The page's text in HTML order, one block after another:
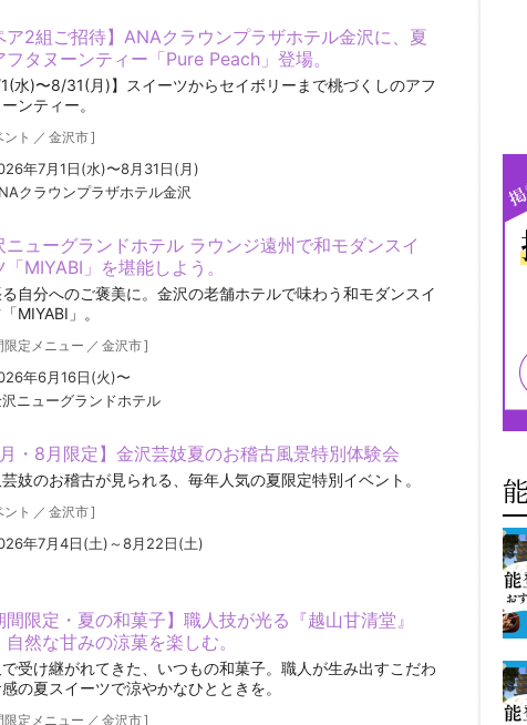
ア2組ご招待】ANAクラウンプラザホテル金沢に、夏
フタヌーンティー「Pure Peach」登場。
1(水)〜8/31(月)】スイーツからセイボリーまで桃づくしのアフ
ンティー。
ント ／ 金沢市]
年7月1日(水)〜8月31日(月)
クラウンプラザホテル金沢
ニューグランドホテル ラウンジ遠州で和モダンスイ
「MIYABI」を堪能しよう。
自分へのご褒美に。金沢の老舗ホテルで味わう和モダンスイ
MIYABI」。
限定メニュー ／ 金沢市]
年6月16日(火)〜
ニューグランドホテル
月・8月限定】金沢芸妓夏のお稽古風景特別体験会
妓のお稽古が見られる、毎年人気の夏限定特別イベント。
ント ／ 金沢市]
年7月4日(土)～8月22日(土)
間限定・夏の和菓子】職人技が光る『越山甘清堂』
自然な甘みの涼菓を楽しむ。
受け継がれてきた、いつもの和菓子。職人が生み出すこだわ
感の夏スイーツで涼やかなひとときを。
限定メニュー ／ 金沢市]